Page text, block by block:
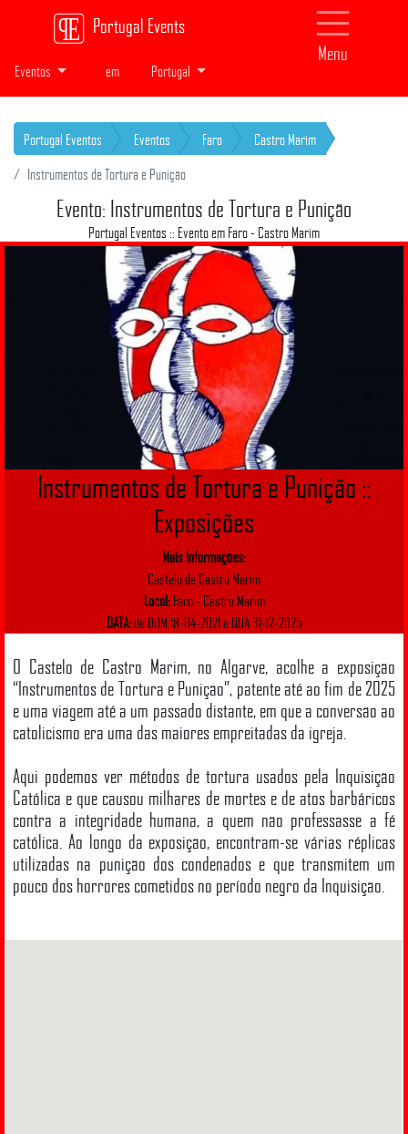
Portugal Events
Menu
Eventos em Portugal
Portugal Eventos Eventos Faro
Castro Marim
Instrumentos de Tortura e Punição
Evento: Instrumentos de Tortura e Punição
Portugal Eventos :: Evento em Faro - Castro Marim
Instrumentos de Tortura e Punição ::
Exposições
Mais Informações:
Castelo de Castro Marim
Local:Faro - Castro Marim
DATA:de DOM 18-04-2021 a QUA 31-12-2025
O Castelo de Castro Marim, no Algarve, acolhe a exposição
“Instrumentos de Tortura e Punição”, patente até ao fim de 2025
e uma viagem até a um passado distante, em que a conversão ao
catolicismo era uma das maiores empreitadas da igreja.
Aqui podemos ver métodos de tortura usados pela Inquisição
Católica e que causou milhares de mortes e de atos barbáricos
contra a integridade humana, a quem não professasse a fé
católica. Ao longo da exposição, encontram-se várias réplicas
utilizadas na punição dos condenados e que transmitem um
pouco dos horrores cometidos no período negro da Inquisição.